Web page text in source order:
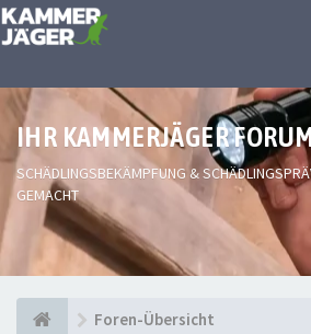
IHR KAMMERJÄGER
SCHÄDLINGSBEKÄMPFUNG &
GEMACHT
Foren-Übersicht